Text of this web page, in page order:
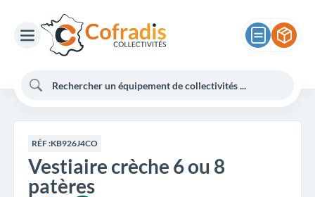
RÉF :KB926J4CO
Vestiaire crèche 6 ou 8
patères